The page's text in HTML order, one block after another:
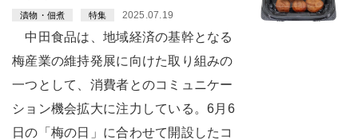
漬物・佃煮 特集 2025.07.19
中田食品は、地域経済の基幹となる
梅産業の維持発展に向けた取り組みの
一つとして、消費者とのコミュニケー
ション機会拡大に注力している。6月6
日の「梅の日」に合わせて開設したコ